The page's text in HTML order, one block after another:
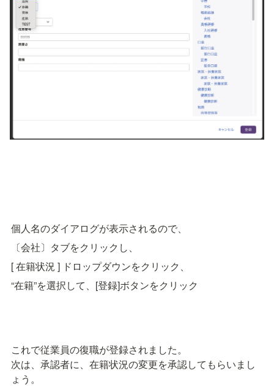
個人名のダイアログが表示されるので、
〔会社〕タブをクリックし、
[ 在籍状況 ] ドロップダウンをクリック、
“在籍”を選択して、[登録]ボタンをクリック
これで従業員の復職が登録されました。
次は、承認者に、在籍状況の変更を承認してもらいまし
ょう。